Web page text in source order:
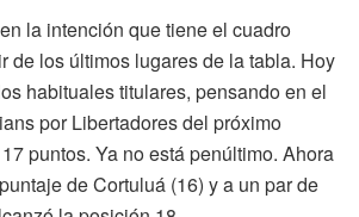
la intención que tiene el cuadro
de los últimos lugares de la tabla. Hoy
habituales titulares, pensando en el
por Libertadores del próximo
puntos. Ya no está penúltimo. Ahora
de Cortuluá (16) y a un par de